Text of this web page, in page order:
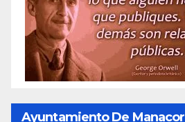
Ayuntamiento De Manacor